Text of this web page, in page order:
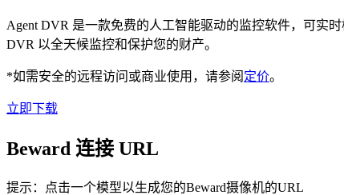
Agent DVR 是一款免费的人工智能驱动的监控软件，可实
DVR 以全天候监控和保护您的财产。
*如需安全的远程访问或商业使用，请参阅 定价。
立即下载
Beward 连接 URL
提示：点击一个模型以生成您的Beward摄像机的URL